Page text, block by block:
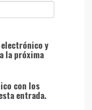
y
la próxima
con los
entrada.